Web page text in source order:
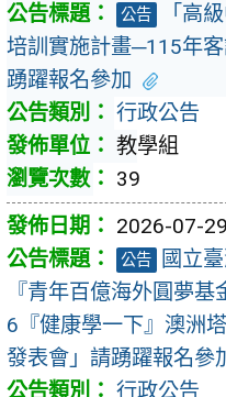
公告
「高
培訓實施計畫─115年
踴躍報名參加
行政公告
教學組
39
2026-07-29
公告
國立
『青年百億海外圓夢
6『健康學一下』澳洲
發表會」請踴躍報名參
行政公告